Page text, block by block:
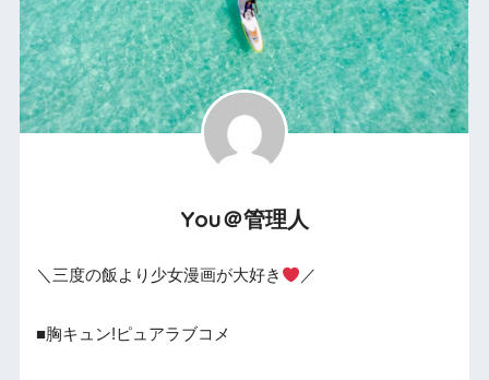
You＠管理人
＼三度の飯より少女漫画が大好き ／
■胸キュン!ピュアラブコメ